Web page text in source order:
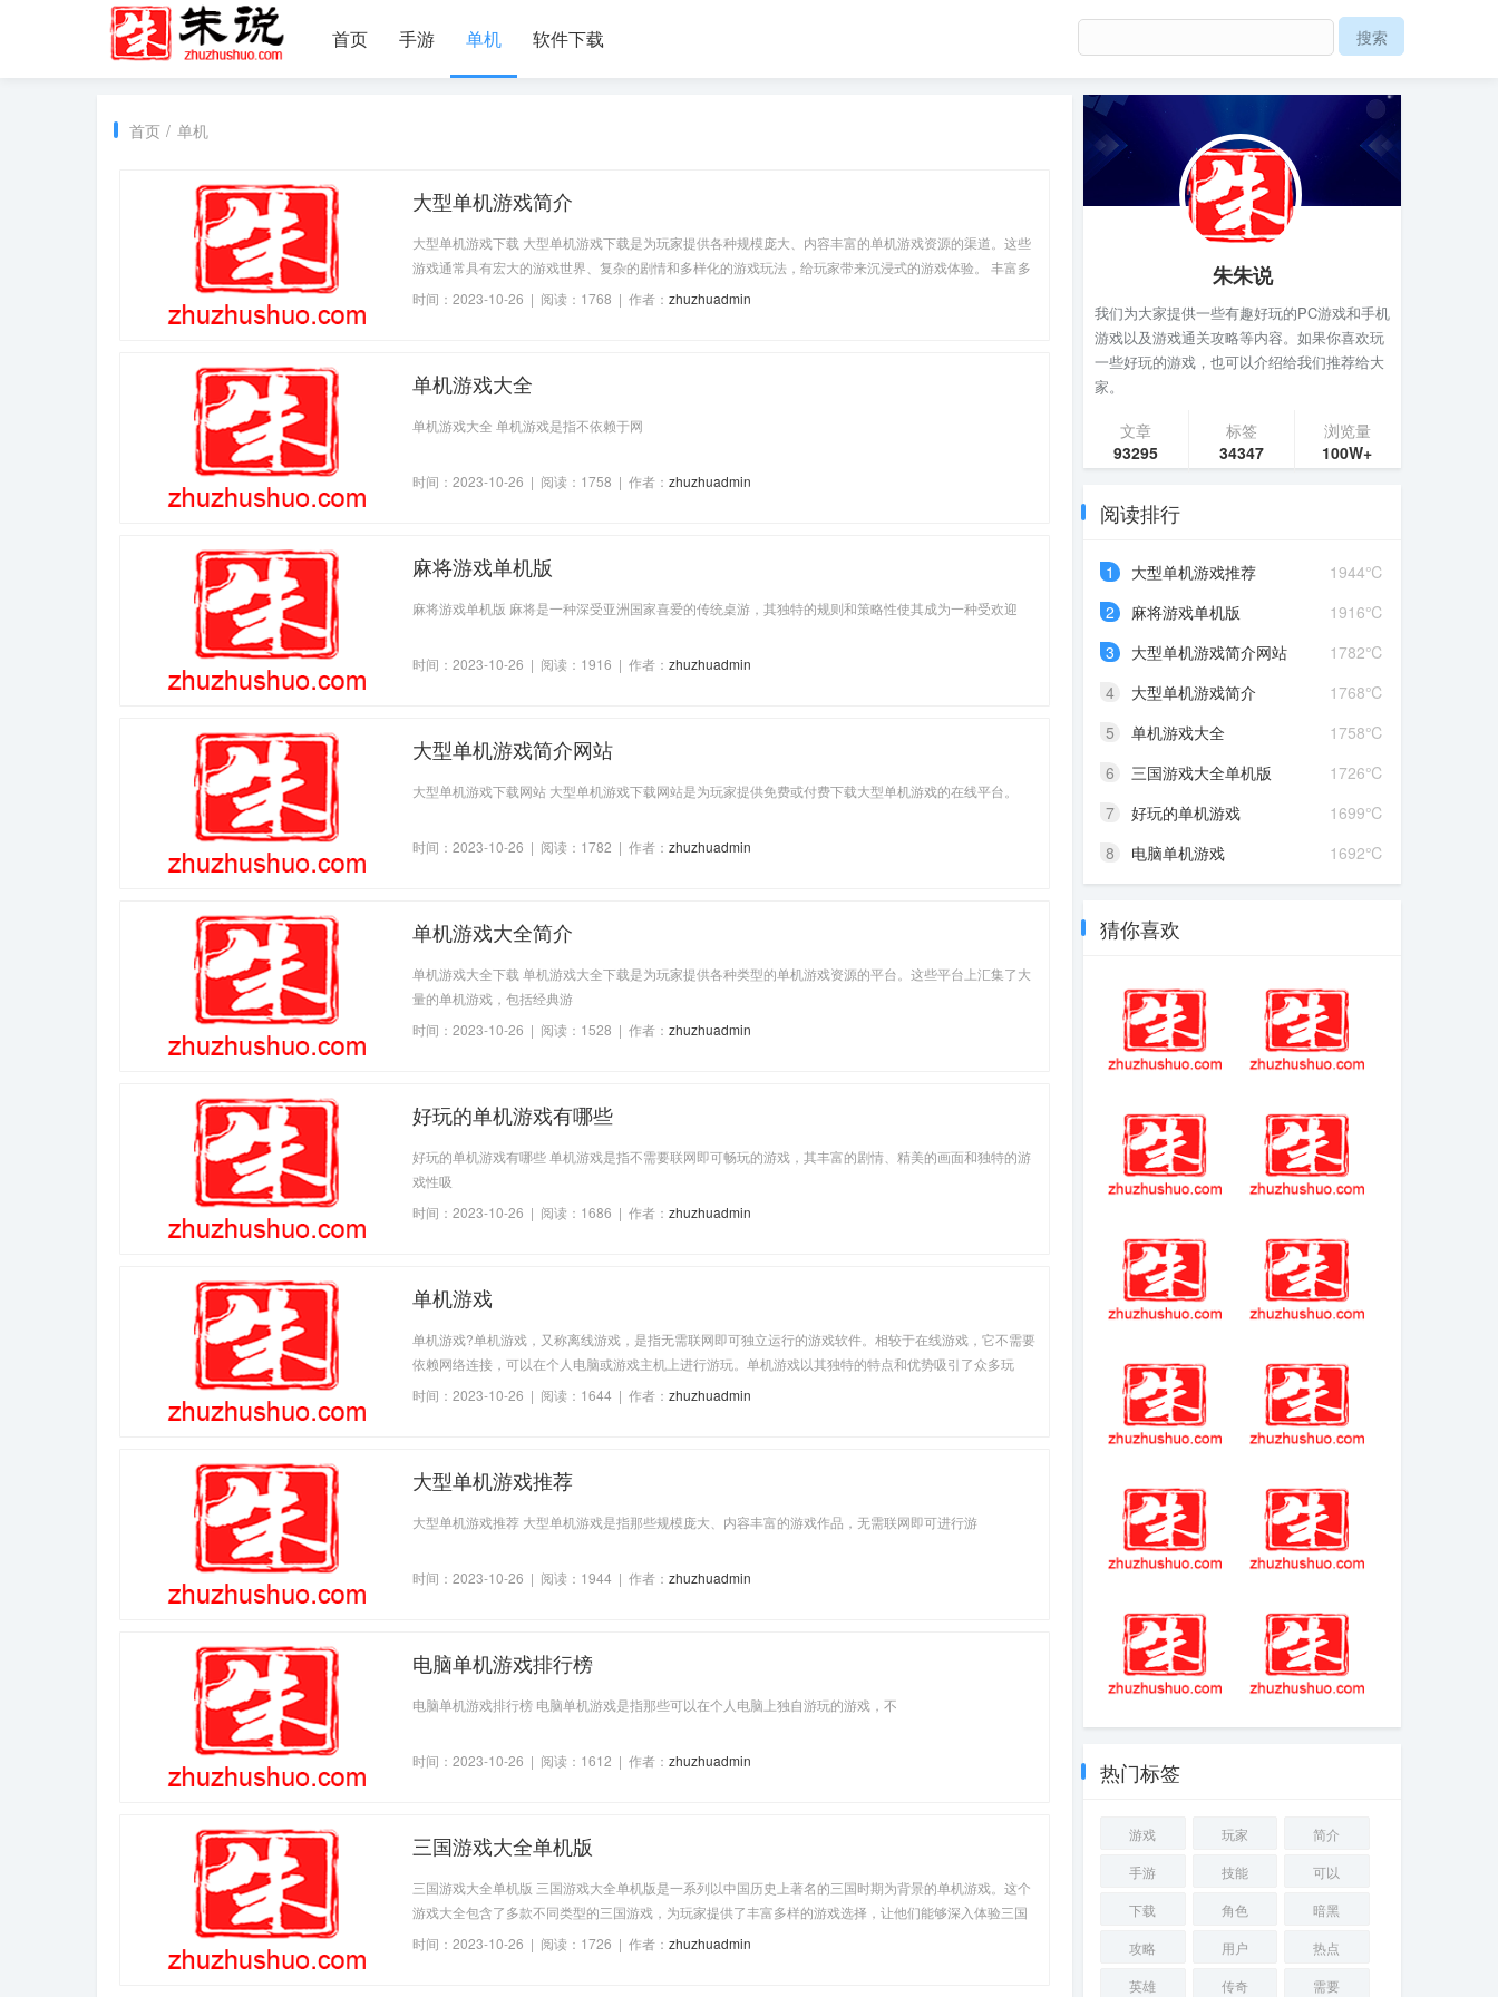
首页 手游 单机 软件下载
首页 / 单机
大型单机游戏简介
大型单机游戏下载 大型单机游戏下载是为玩家提供各种规模庞大、内容丰富的单机游戏资源的渠道。这些
游戏通常具有宏大的游戏世界、复杂的剧情和多样化的游戏玩法，给玩家带来沉浸式的游戏体验。 丰富多
样的游戏内容 大型单机游戏下载平台上提供了丰富多样的游戏内容。这些游戏通常
时间：2023-10-26 | 阅读：1768 | 作者：zhuzhuadmin
单机游戏大全
单机游戏大全 单机游戏是指不依赖于网
时间：2023-10-26 | 阅读：1758 | 作者：zhuzhuadmin
麻将游戏单机版
麻将游戏单机版 麻将是一种深受亚洲国家喜爱的传统桌游，其独特的规则和策略性使其成为一种受欢迎
时间：2023-10-26 | 阅读：1916 | 作者：zhuzhuadmin
大型单机游戏简介网站
大型单机游戏下载网站 大型单机游戏下载网站是为玩家提供免费或付费下载大型单机游戏的在线平台。
时间：2023-10-26 | 阅读：1782 | 作者：zhuzhuadmin
单机游戏大全简介
单机游戏大全下载 单机游戏大全下载是为玩家提供各种类型的单机游戏资源的平台。这些平台上汇集了大
量的单机游戏，包括经典游
时间：2023-10-26 | 阅读：1528 | 作者：zhuzhuadmin
好玩的单机游戏有哪些
好玩的单机游戏有哪些 单机游戏是指不需要联网即可畅玩的游戏，其丰富的剧情、精美的画面和独特的游
戏性吸
时间：2023-10-26 | 阅读：1686 | 作者：zhuzhuadmin
单机游戏
单机游戏?单机游戏，又称离线游戏，是指无需联网即可独立运行的游戏软件。相较于在线游戏，它不需要
依赖网络连接，可以在个人电脑或游戏主机上进行游玩。单机游戏以其独特的特点和优势吸引了众多玩
家。?丰富的游戏内容?单机游戏通常提供丰富的游戏内容，包括引人入胜的故事情节、多样化的角色和任
时间：2023-10-26 | 阅读：1644 | 作者：zhuzhuadmin
大型单机游戏推荐
大型单机游戏推荐 大型单机游戏是指那些规模庞大、内容丰富的游戏作品，无需联网即可进行游
时间：2023-10-26 | 阅读：1944 | 作者：zhuzhuadmin
电脑单机游戏排行榜
电脑单机游戏排行榜 电脑单机游戏是指那些可以在个人电脑上独自游玩的游戏，不
时间：2023-10-26 | 阅读：1612 | 作者：zhuzhuadmin
三国游戏大全单机版
三国游戏大全单机版 三国游戏大全单机版是一系列以中国历史上著名的三国时期为背景的单机游戏。这个
游戏大全包含了多款不同类型的三国游戏，为玩家提供了丰富多样的游戏选择，让他们能够深入体验三国
时代的精彩。 角色扮演类游戏 角色扮演类的三国游戏是玩家扮演三国时期的重要人物，如刘备、曹操、孙
时间：2023-10-26 | 阅读：1726 | 作者：zhuzhuadmin
朱朱说
我们为大家提供一些有趣好玩的PC游戏和手机
游戏以及游戏通关攻略等内容。如果你喜欢玩
一些好玩的游戏，也可以介绍给我们推荐给大
家。
文章
93295
标签
34347
浏览量
100W+
阅读排行
1944℃
1
大型单机游戏推荐
1916℃
2
麻将游戏单机版
1782℃
3
大型单机游戏简介网站
1768℃
4
大型单机游戏简介
1758℃
5
单机游戏大全
1726℃
6
三国游戏大全单机版
1699℃
7
好玩的单机游戏
1692℃
8 电脑单机游戏
猜你喜欢
手机版
后传(游戏)
宝箱
解版简介
化合适
介
减反增
费
热门标签
游戏 玩家
简介
手游
技能
可以
下载
角色
暗黑
攻略
用户
热点
英雄
传奇 需要